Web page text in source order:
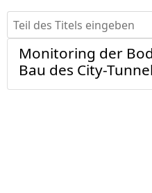
Teil des Titels eingeben
Monitoring der
Bau des City-